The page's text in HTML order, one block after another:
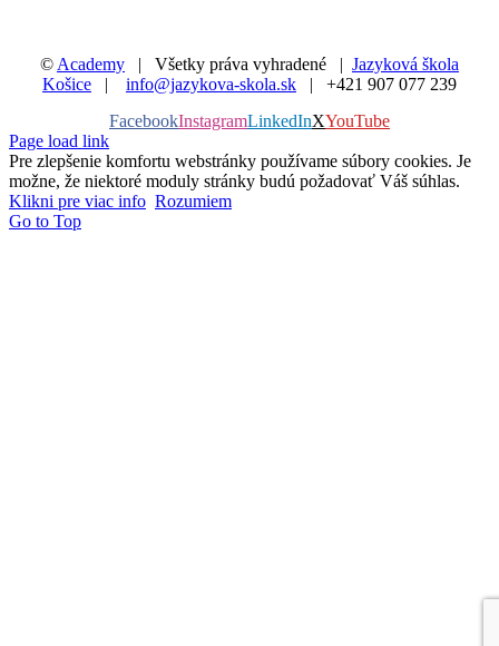
© Academy | Všetky práva vyhradené | Jazyková škola
Košice | info@jazykova-skola.sk | +421 907 077 239
FacebookInstagramLinkedInXYouTube
Page load link
Pre zlepšenie komfortu webstránky používame súbory cookies. Je
možne, že niektoré moduly stránky budú požadovať Váš súhlas.
Klikni pre viac info Rozumiem
Go to Top